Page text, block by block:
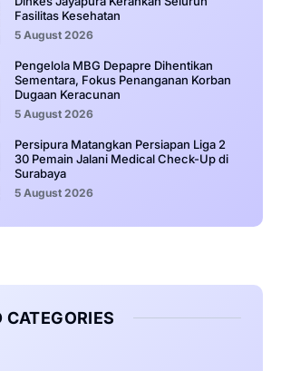
Fasilitas Kesehatan
5 August 2026
Pengelola MBG Depapre Dihentikan
Sementara, Fokus Penanganan Korban
Dugaan Keracunan
5 August 2026
Persipura Matangkan Persiapan Liga 2
30 Pemain Jalani Medical Check-Up di
Surabaya
5 August 2026
CATEGORIES